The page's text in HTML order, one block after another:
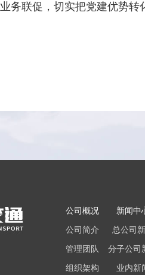
业务联促，切实把党建优势转
公司概况
公司简介
管理团队
组织架构
新闻中
总公司
分子公司
业内新